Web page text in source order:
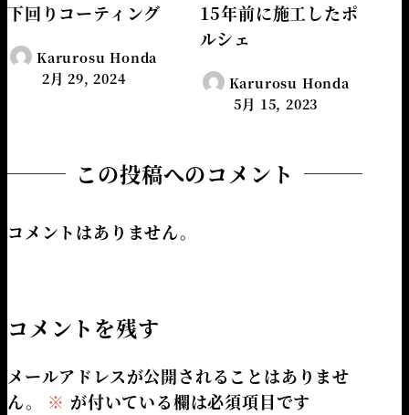
下回りコーティング
Karurosu Honda
2月 29, 2024
15年前に施工したポ
ルシェ
Karurosu Honda
5月 15, 2023
この投稿へのコメント
コメントはありません。
コメントを残す
メールアドレスが公開されることはありませ
ん。
※ が付いている欄は必須項目です